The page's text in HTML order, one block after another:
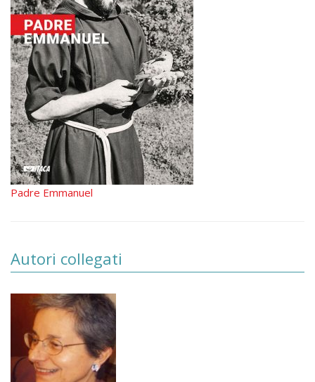
Padre Emmanuel
Autori collegati